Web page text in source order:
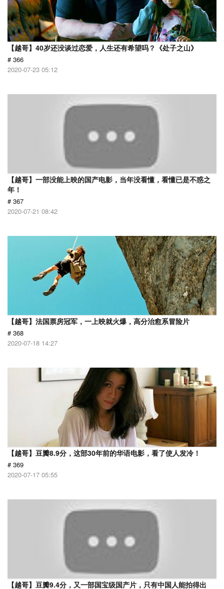
【越哥】40岁还没谈过恋爱，人生还有希望吗？《处子之山》
# 366
2020-07-23 05:12
【越哥】一部没能上映的国产电影，当年没看懂，看懂已是不惑之
年！
# 367
2020-07-21 08:42
【越哥】法国票房冠军，一上映就火爆，高分治愈系冒险片
# 368
2020-07-18 14:27
【越哥】豆瓣8.9分，这部30年前的华语电影，看了使人发冷！
# 369
2020-07-17 05:55
【越哥】豆瓣9.4分，又一部国宝级国产片，只有中国人能拍得出